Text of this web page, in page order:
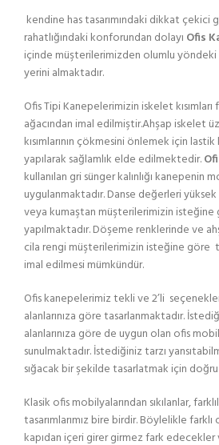
kendine has tasarımındaki dikkat çekici
rahatlığındaki konforundan dolayı Ofis
içinde müşterilerimizden olumlu yöndeki
yerini almaktadır.
Ofis Tipi Kanepelerimizin iskelet kısımları
ağacından imal edilmiştir.Ahşap iskelet
kısımlarının çökmesini önlemek için
yapılarak sağlamlık elde edilmektedir.
kullanılan gri sünger kalınlığı kanepenin
uygulanmaktadır. Danse değerleri
veya kumaştan müşterilerimizin
yapılmaktadır. Döşeme renklerinde ve
cila rengi müşterilerimizin isteğine göre
imal edilmesi mümkündür.
Ofis kanepelerimiz tekli ve 2’li
alanlarınıza göre tasarlanmaktadır.
alanlarınıza göre de uygun olan ofis
sunulmaktadır. İstediğiniz tarzı
sığacak bir şekilde tasarlatmak için
Klasik ofis mobilyalarından sıkılanlar,
tasarımlarımız bire birdir. Böylelikle
kapıdan içeri girer girmez fark edecekler